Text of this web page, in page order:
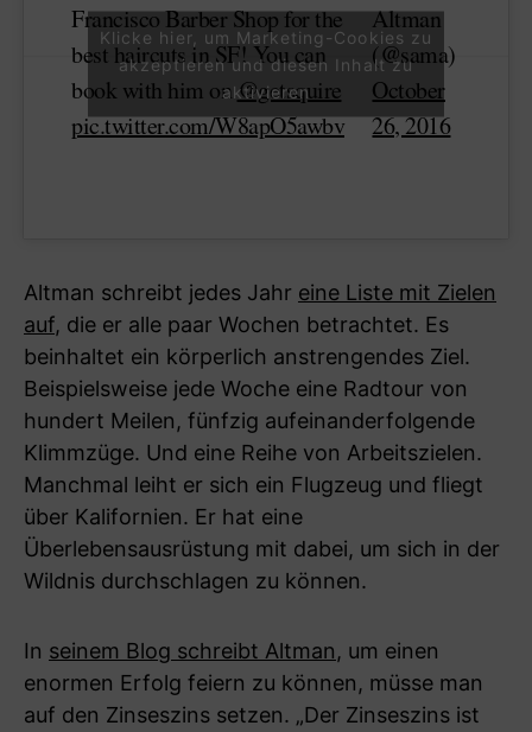
Francisco Barber Shop for the
best haircuts in SF! You can
book with him on@getsquire
pic.twitter.com/W8apO5awbv
Altman
(@sama)
October
26, 2016
Klicke hier, um Marketing-Cookies zu
akzeptieren und diesen Inhalt zu
aktivieren
Altman schreibt jedes Jahr eine Liste mit Zielen
auf, die er alle paar Wochen betrachtet. Es
beinhaltet ein körperlich anstrengendes Ziel.
Beispielsweise jede Woche eine Radtour von
hundert Meilen, fünfzig aufeinanderfolgende
Klimmzüge. Und eine Reihe von Arbeitszielen.
Manchmal leiht er sich ein Flugzeug und fliegt
über Kalifornien. Er hat eine
Überlebensausrüstung mit dabei, um sich in der
Wildnis durchschlagen zu können.
In seinem Blog schreibt Altman, um einen
enormen Erfolg feiern zu können, müsse man
auf den Zinseszins setzen. „Der Zinseszins ist